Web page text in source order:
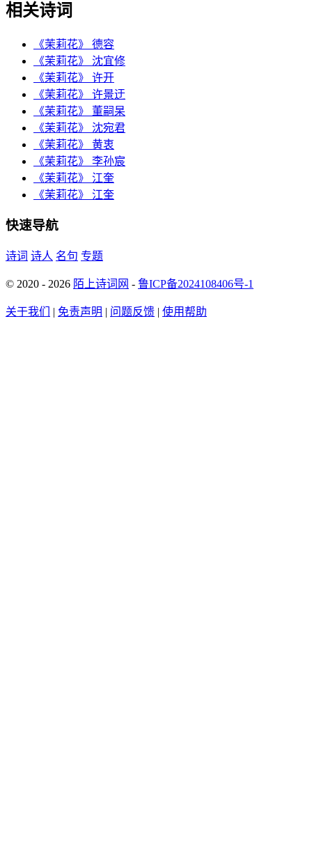
相关诗词
《茉莉花》
德容
《茉莉花》
沈宜修
《茉莉花》
许开
《茉莉花》
许景迂
《茉莉花》
董嗣杲
《茉莉花》
沈宛君
《茉莉花》
黄衷
《茉莉花》
李孙宸
《茉莉花》
江奎
《茉莉花》
江奎
快速导航
诗词 诗人 名句 专题
© 2020 - 2026 陌上诗词网 - 鲁ICP备2024108406号-1
关于我们 | 免责声明 | 问题反馈 | 使用帮助